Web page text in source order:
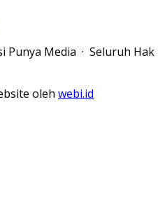
Punya Media · Seluruh Hak
oleh webi.id